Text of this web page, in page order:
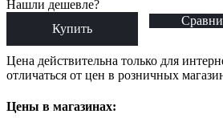
Нашли дешевле?
Купить
Цена действительна только для
отличаться от цен в розничных
Цены в магазинах: